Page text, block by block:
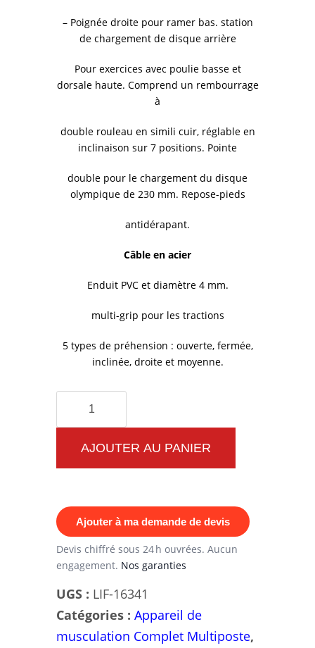
– Poignée droite pour ramer bas. station
de chargement de disque arrière
Pour exercices avec poulie basse et
dorsale haute. Comprend un rembourrage
à
double rouleau en simili cuir, réglable en
inclinaison sur 7 positions. Pointe
double pour le chargement du disque
olympique de 230 mm. Repose-pieds
antidérapant.
Câble en acier
Enduit PVC et diamètre 4 mm.
multi-grip pour les tractions
5 types de préhension : ouverte, fermée,
inclinée, droite et moyenne.
quantité
de
Station
Musculation
AJOUTER AU PANIER
Ajouter à ma demande de devis
Devis chiffré sous 24 h ouvrées. Aucun
engagement. Nos garanties
UGS : LIF-16341
Catégories : Appareil de
musculation Complet Multiposte,